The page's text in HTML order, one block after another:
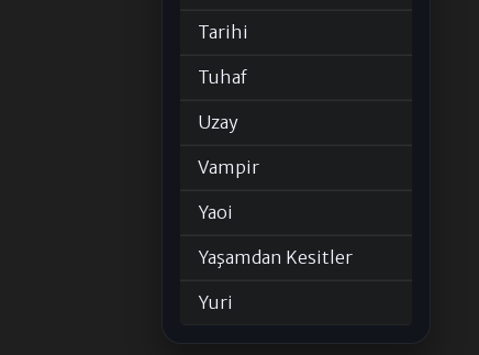
Tarihi
Tuhaf
Uzay
Vampir
Yaoi
Yaşamdan Kesitler
Yuri